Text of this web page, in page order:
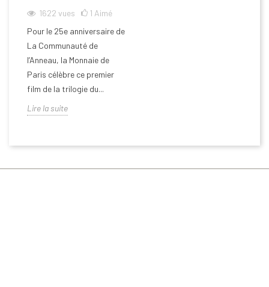
1622 vues 1 Aimé
Pour le 25e anniversaire de
La Communauté de
l’Anneau, la Monnaie de
Paris célèbre ce premier
film de la trilogie du...
Lire la suite